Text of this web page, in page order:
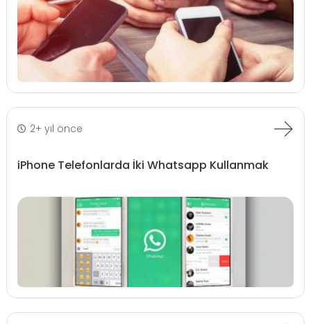
2+ yıl önce
iPhone Telefonlarda İki Whatsapp Kullanmak